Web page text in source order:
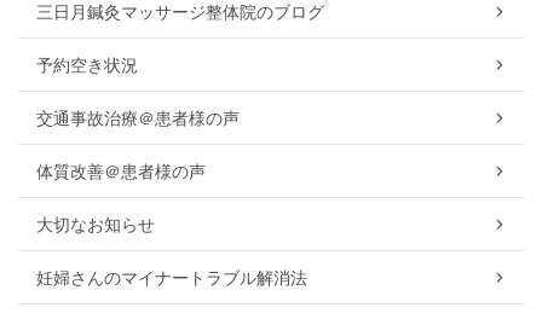
三日月鍼灸マッサージ整体院のブログ
予約空き状況
交通事故治療＠患者様の声
体質改善＠患者様の声
大切なお知らせ
妊婦さんのマイナートラブル解消法